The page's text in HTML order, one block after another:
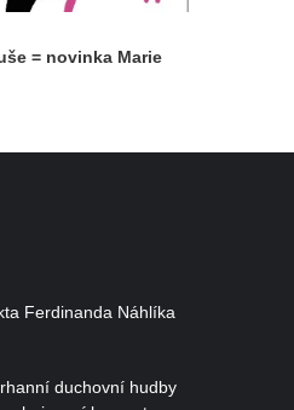
= novinka Marie
Ferdinanda Náhlíka
duchovní hudby